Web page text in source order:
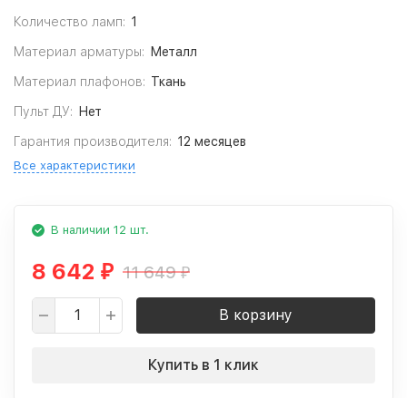
Количество ламп: 1
Материал арматуры: Металл
Материал плафонов: Ткань
Пульт ДУ: Нет
Гарантия производителя: 12 месяцев
Все характеристики
В наличии 12 шт.
8 642 ₽ 11 649₽
В корзину
Купить в 1 клик